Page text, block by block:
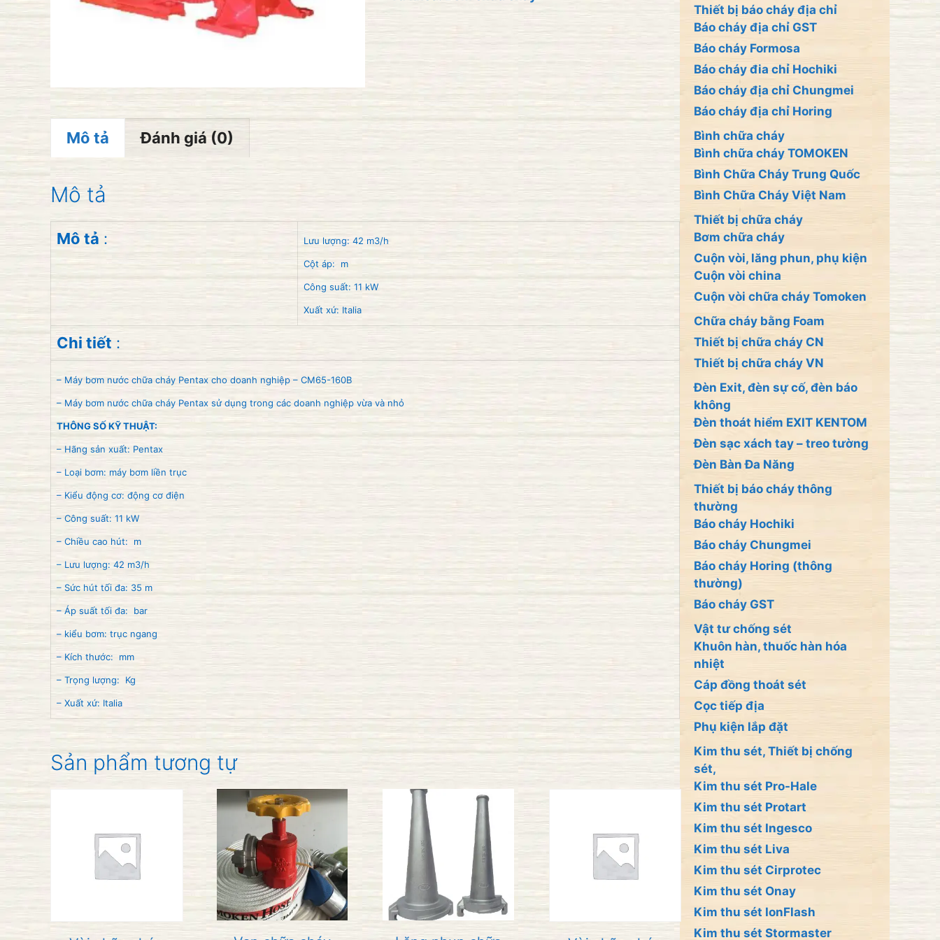
Mô tả Đánh giá (0)
Mô tả
Mô tả : Lưu lượng: 42 m3/h
Cột áp: m
Công suất: 11 kW
Xuất xứ: Italia
Chi tiết :
– Máy bơm nước chữa cháy Pentax cho doanh nghiệp – CM65-160B
– Máy bơm nước chữa cháy Pentax sử dụng trong các doanh nghiệp vừa và nhỏ
THÔNG SỐ KỸ THUẬT:
– Hãng sản xuất: Pentax
– Loại bơm: máy bơm liền trục
– Kiểu động cơ: động cơ điện
– Công suất: 11 kW
– Chiều cao hút: m
– Lưu lượng: 42 m3/h
– Sức hút tối đa: 35 m
– Áp suất tối đa: bar
– kiểu bơm: trục ngang
– Kích thước: mm
– Trọng lượng: Kg
– Xuất xứ: Italia
Sản phẩm tương tự
Thiết bị báo cháy địa chỉ
Báo cháy địa chỉ GST
Báo cháy Formosa
Báo cháy đia chỉ Hochiki
Báo cháy địa chỉ Chungmei
Báo cháy địa chỉ Horing
Bình chữa cháy
Bình chữa cháy TOMOKEN
Bình Chữa Cháy Trung Quốc
Bình Chữa Cháy Việt Nam
Thiết bị chữa cháy
Bơm chữa cháy
Cuộn vòi, lăng phun, phụ kiện
Cuộn vòi china
Cuộn vòi chữa cháy Tomoken
Chữa cháy bằng Foam
Thiết bị chữa cháy CN
Thiết bị chữa cháy VN
Đèn Exit, đèn sự cố, đèn báo
không
Đèn thoát hiểm EXIT KENTOM
Đèn sạc xách tay – treo tường
Đèn Bàn Đa Năng
Thiết bị báo cháy thông
thường
Báo cháy Hochiki
Báo cháy Chungmei
Báo cháy Horing (thông
thường)
Báo cháy GST
Vật tư chống sét
Khuôn hàn, thuốc hàn hóa
nhiệt
Cáp đồng thoát sét
Cọc tiếp địa
Phụ kiện lắp đặt
Kim thu sét, Thiết bị chống
sét,
Kim thu sét Pro-Hale
Kim thu sét Protart
Kim thu sét Ingesco
Kim thu sét Liva
Kim thu sét Cirprotec
Kim thu sét Onay
Kim thu sét IonFlash
Kim thu sét Stormaster